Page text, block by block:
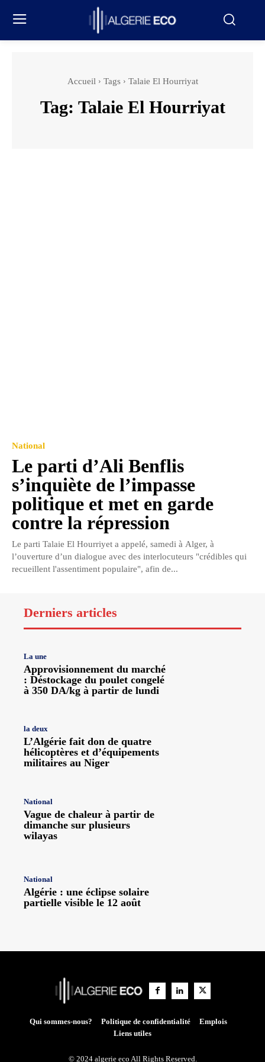
Accueil Tags Talaie El Hourriyat
Tag: Talaie El Hourriyat
National
Le parti d’Ali Benflis
s’inquiète de l’impasse
politique et met en garde
contre la répression
Le parti Talaie El Hourriyet a appelé, samedi à Alger, à
l’ouverture d’un dialogue avec des interlocuteurs "crédibles qui
recueillent l'assentiment populaire", afin de...
Derniers articles
La une
Approvisionnement du marché
: Déstockage du poulet congelé
à 350 DA/kg à partir de lundi
la deux
L’Algérie fait don de quatre
hélicoptères et d’équipements
militaires au Niger
National
Vague de chaleur à partir de
dimanche sur plusieurs
wilayas
National
Algérie : une éclipse solaire
partielle visible le 12 août
Qui sommes-nous? Politique de confidentialité
Emplois
Liens utiles
© 2024 algerie eco All Rights Reserved.